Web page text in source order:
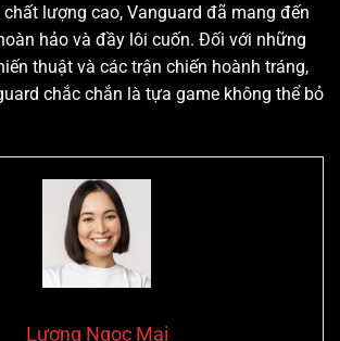
lượng cao, Vanguard đã mang đến
hảo và đầy lôi cuốn. Đối với những
thuật và các trận chiến hoành tráng,
chắc chắn là tựa game không thể bỏ
Lương Ngọc Mai